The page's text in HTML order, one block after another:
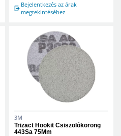
Bejelentkezés az árak
megtekintéséhez
3M
Trizact Hookit Csiszolókorong
443Sa 75Mm